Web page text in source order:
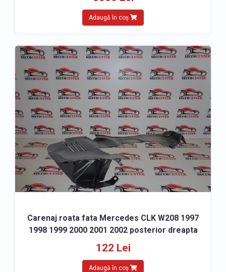
Adaugă în coș
Carenaj roata fata Mercedes CLK W208 1997
1998 1999 2000 2001 2002 posterior dreapta
122 Lei
Adaugă în coș